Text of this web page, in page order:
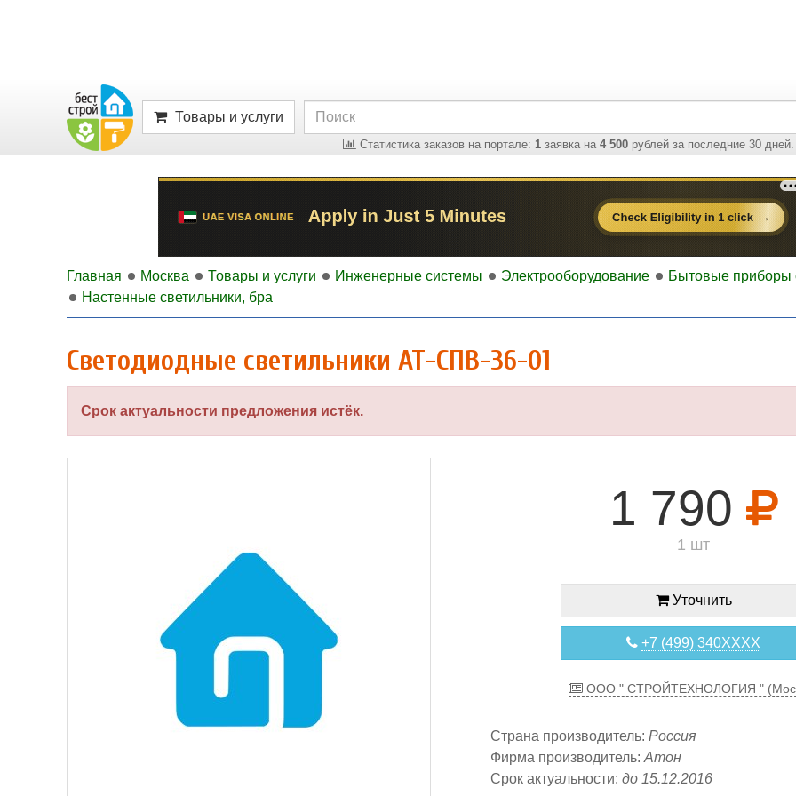
Товары и услуги
Статистика заказов на портале: 1заявка на 4 500рублей за последние 30 дней.
Главная Москва Товары и услуги Инженерные системы Электрооборудование
Бытовые приборы
Настенные светильники, бра
Светодиодные светильники АТ-СПВ-36-01
Срок актуальности предложения истёк.
1 790
1 шт
Уточнить
+7 (499) 340XXXX
ООО " СТРОЙТЕХНОЛОГИЯ "
Страна производитель: Россия
Фирма производитель: Атон
Срок актуальности: до 15.12.2016